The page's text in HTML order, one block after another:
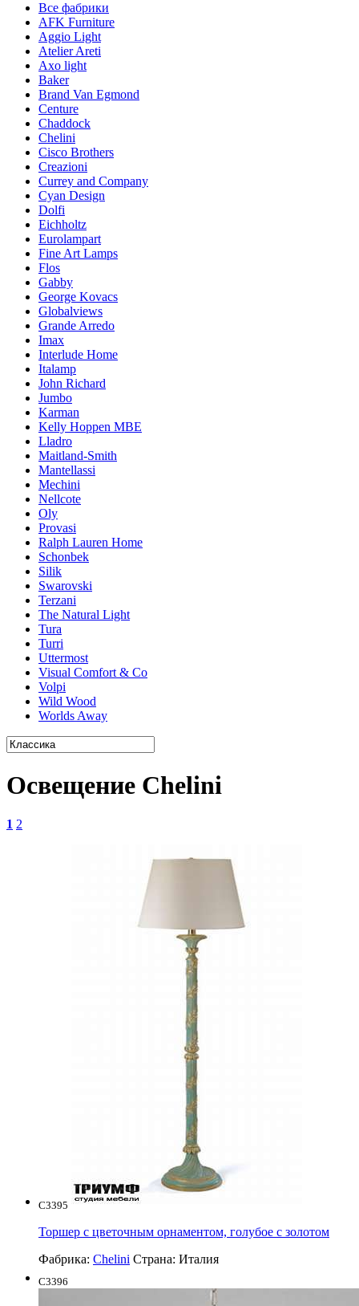
Все фабрики
AFK Furniture
Aggio Light
Atelier Areti
Axo light
Baker
Brand Van Egmond
Centure
Chaddock
Chelini
Cisco Brothers
Creazioni
Currey and Company
Cyan Design
Dolfi
Eichholtz
Eurolampart
Fine Art Lamps
Flos
Gabby
George Kovacs
Globalviews
Grande Arredo
Imax
Interlude Home
Italamp
John Richard
Jumbo
Karman
Kelly Hoppen MBE
Lladro
Maitland-Smith
Mantellassi
Mechini
Nellcote
Oly
Provasi
Ralph Lauren Home
Schonbek
Silik
Swarovski
Terzani
The Natural Light
Tura
Turri
Uttermost
Visual Comfort & Co
Volpi
Wild Wood
Worlds Away
Освещение Chelini
1 2
C3395
Торшер с цветочным орнаментом, голубое с золотом
Фабрика: Chelini Страна: Италия
C3396